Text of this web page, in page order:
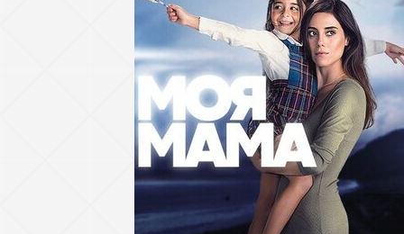
58 серия
59 серия
62 серия
63 серия
66 серия
67 серия
70 серия
71 серия
74 серия
75 серия